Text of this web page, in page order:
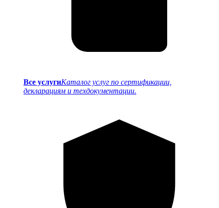
Все услугиКаталог услуг по сертификации,
декларациям и техдокументации.